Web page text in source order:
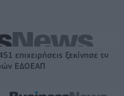
επιχειρήσεις ξεκίνησε το
ΕΔΟΕΑΠ